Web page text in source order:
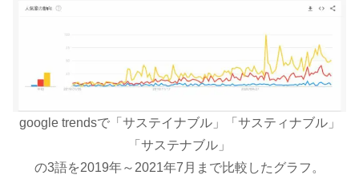
google trendsで「サステイナブル」「サスティナブル」
「サステナブル」
の3語を2019年～2021年7月まで比較したグラフ。